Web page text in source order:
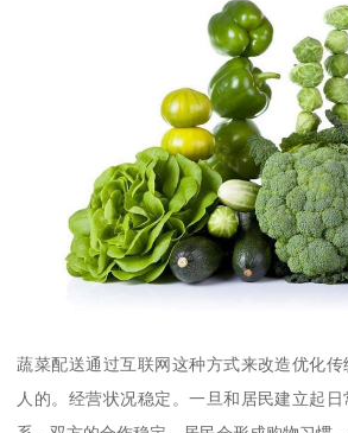
蔬菜配送通过互联网这种方式来改造优化
人的。经营状况稳定。一旦和居民建立起